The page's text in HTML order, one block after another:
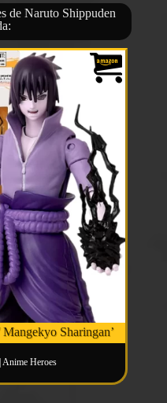
de Naruto Shippuden
Sharingan’
Anime Heroes